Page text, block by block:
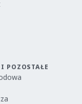
POZOSTAŁE